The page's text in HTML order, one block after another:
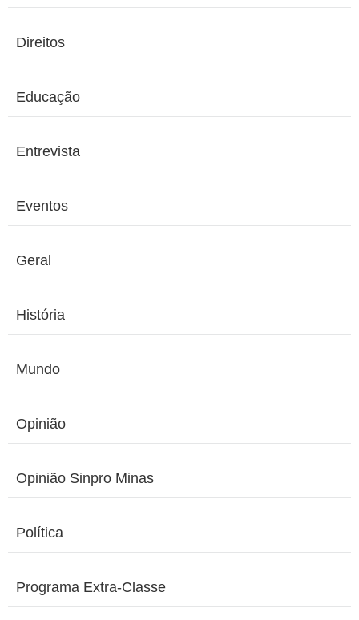
Direitos
Educação
Entrevista
Eventos
Geral
História
Mundo
Opinião
Opinião Sinpro Minas
Política
Programa Extra-Classe